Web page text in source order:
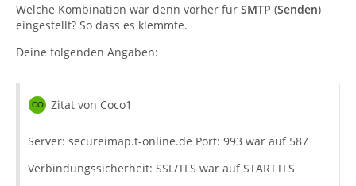
Welche Kombination war denn vorher für SMTP (Senden)
eingestellt? So dass es klemmte.
Deine folgenden Angaben:
Zitat von Coco1
Server: secureimap.t-online.de Port: 993 war auf 587
Verbindungssicherheit: SSL/TLS war auf STARTTLS